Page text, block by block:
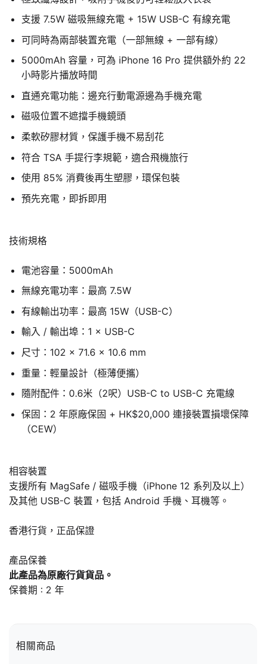
支援 7.5W 磁吸無線充電 + 15W USB-C 有線充電
可同時為兩部裝置充電（一部無線 + 一部有線）
5000mAh 容量，可為 iPhone 16 Pro 提供額外約 22
小時影片播放時間
直通充電功能：邊充行動電源邊為手機充電
磁吸位置不遮擋手機鏡頭
柔軟矽膠材質，保護手機不易刮花
符合 TSA 手提行李規範，適合飛機旅行
使用 85% 消費後再生塑膠，環保包裝
預先充電，即拆即用
技術規格
電池容量：5000mAh
無線充電功率：最高 7.5W
有線輸出功率：最高 15W（USB-C）
輸入 / 輸出埠：1 × USB-C
尺寸：102 × 71.6 × 10.6 mm
重量：輕量設計（極薄便攜）
隨附配件：0.6米（2呎）USB-C to USB-C 充電線
保固：2 年原廠保固 + HK$20,000 連接裝置損壞保障
（CEW）
相容裝置
支援所有 MagSafe / 磁吸手機（iPhone 12 系列及以上）
及其他 USB-C 裝置，包括 Android 手機、耳機等。
香港行貨，正品保證
產品保養
此產品為原廠行貨貨品。
保養期 : 2 年
相關商品